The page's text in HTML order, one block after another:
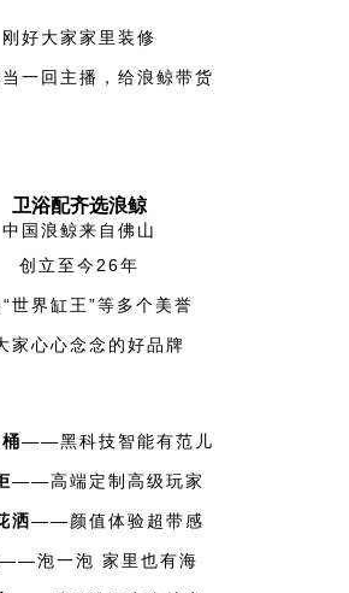
刚好大家家里装修
一回主播，给浪鲸带货
卫浴配齐选浪鲸
中国浪鲸来自佛山
创立至今26年
世界缸王”等多个美誉
家心心念念的好品牌
——黑科技智能有范儿
——高端定制高级玩家
洒——颜值体验超带感
——泡一泡 家里也有海